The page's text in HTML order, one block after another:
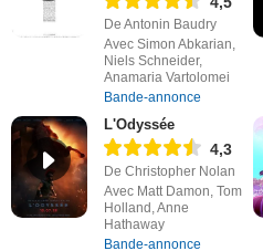
De Antonin Baudry
Avec Simon Abkarian,
Niels Schneider,
Anamaria Vartolomei
Bande-annonce
L'Odyssée
4,3
De Christopher Nolan
Avec Matt Damon, Tom
Holland, Anne
Hathaway
Bande-annonce